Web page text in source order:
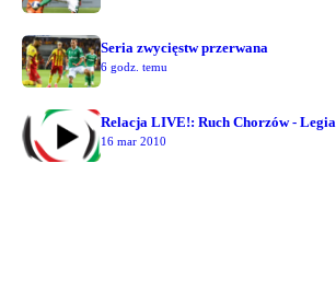
Seria zwycięstw przerwana
6 godz. temu
Relacja LIVE!: Ruch Chorzów - Legia
16 mar 2010